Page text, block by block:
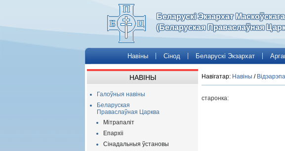
Беларускі Экзархат
(Беларуская Праваслаўная
Навіны Сінод Беларускі Экзархат
НАВІНЫ
Галоўныя навіны
Беларуская
Праваслаўная Царква
Мітрапаліт
Епархіі
Сінадальныя ўстановы
Навігатар: Навіны /
старонка: